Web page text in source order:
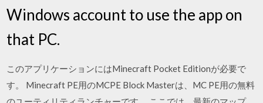
Windows account to use the app on
that PC.
このアプリケーションにはMinecraft Pocket Editionが必要で
す。 Minecraft PE用のMCPE Block Masterは、MC PE用の無料